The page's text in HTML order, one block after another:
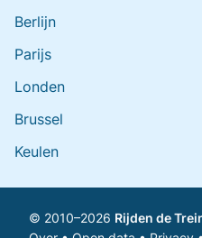
Berlijn
Parijs
Londen
Brussel
Keulen
© 2010–2026 Rijden de